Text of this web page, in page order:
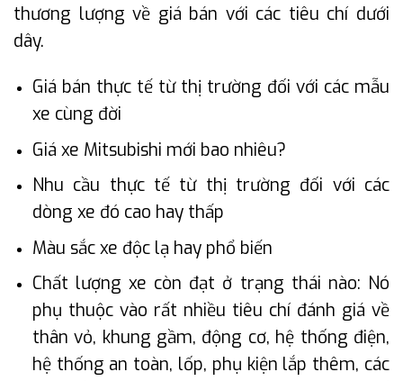
thương lượng về giá bán với các tiêu chí dưới
dây.
Giá bán thực tế từ thị trường đối với các mẫu
xe cùng đời
Giá xe Mitsubishi mới bao nhiêu?
Nhu cầu thực tế từ thị trường đối với các
dòng xe đó cao hay thấp
Màu sắc xe độc lạ hay phổ biến
Chất lượng xe còn đạt ở trạng thái nào: Nó
phụ thuộc vào rất nhiều tiêu chí đánh giá về
thân vỏ, khung gầm, động cơ, hệ thống điện,
hệ thống an toàn, lốp, phụ kiện lắp thêm, các